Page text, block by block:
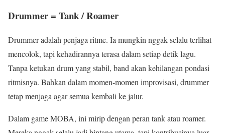
Drummer = Tank / Roamer
Drummer adalah penjaga ritme. Ia mungkin nggak selalu terlihat
mencolok, tapi kehadirannya terasa dalam setiap detik lagu.
Tanpa ketukan drum yang stabil, band akan kehilangan pondasi
ritmisnya. Bahkan dalam momen-momen improvisasi, drummer
tetap menjaga agar semua kembali ke jalur.
Dalam game MOBA, ini mirip dengan peran tank atau roamer.